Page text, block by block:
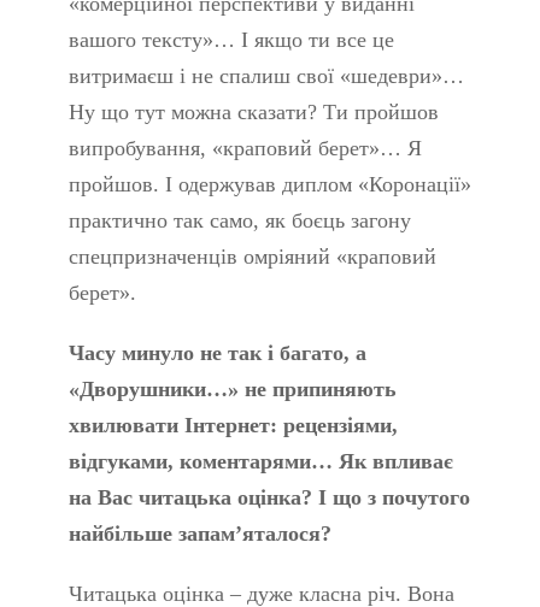
вашого тексту»… І якщо ти все це
витримаєш і не спалиш свої «шедеври»…
Ну що тут можна сказати? Ти пройшов
випробування, «краповий берет»… Я
пройшов. І одержував диплом «Коронації»
практично так само, як боєць загону
спецпризначенців омріяний «краповий
берет».
Часу минуло не так і багато, а
«Дворушники…» не припиняють
хвилювати Інтернет: рецензіями,
відгуками, коментарями… Як впливає
на Вас читацька оцінка? І що з почутого
найбільше запам’яталося?
Читацька оцінка – дуже класна річ. Вона